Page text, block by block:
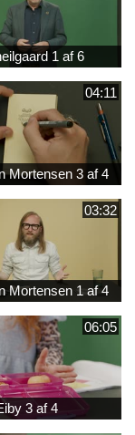
1 af 6
04:11
Mortensen 3 af 4
03:32
Mortensen 1 af 4
06:05
3 af 4